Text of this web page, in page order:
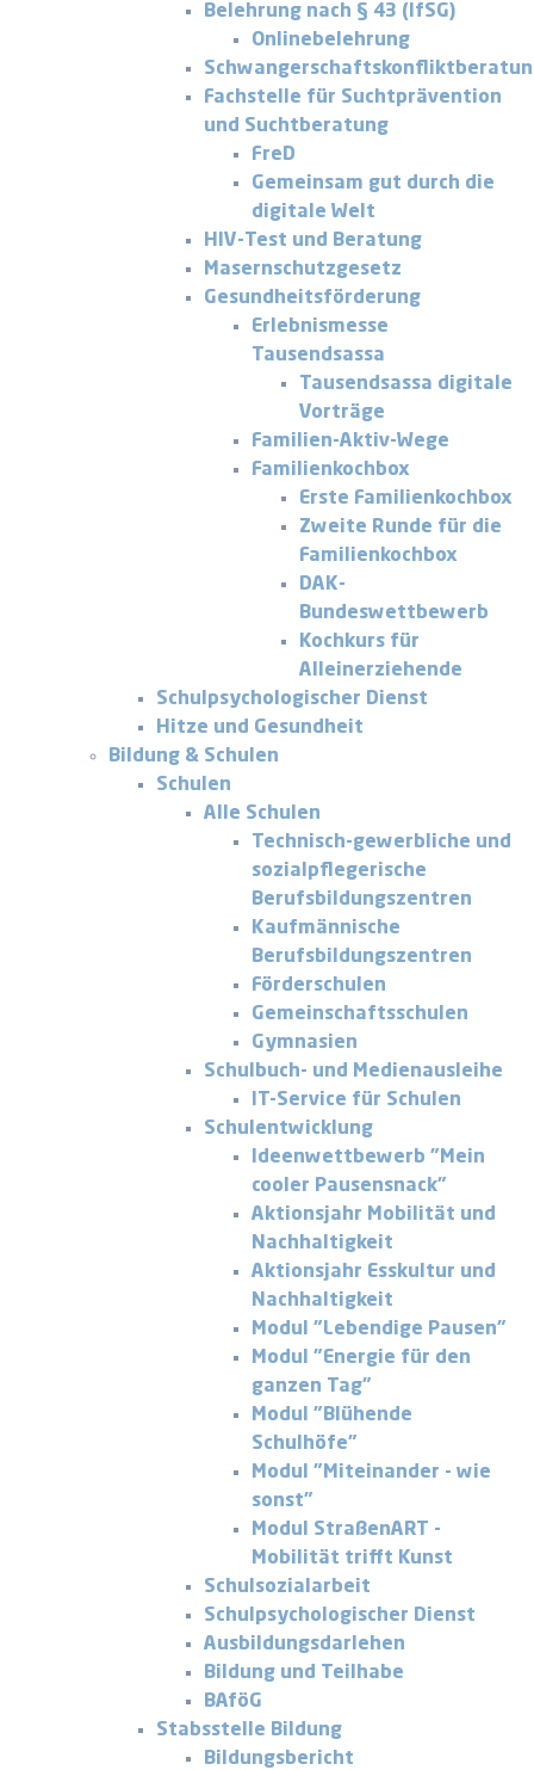
Belehrung nach § 43 (IfSG)
Onlinebelehrung
Fachstelle für Suchtprävention
und Suchtberatung
FreD
Gemeinsam gut durch die
digitale Welt
HIV-Test und Beratung
Masernschutzgesetz
Gesundheitsförderung
Erlebnismesse
Tausendsassa
Tausendsassa digitale
Vorträge
Familien-Aktiv-Wege
Familienkochbox
Erste Familienkochbox
Zweite Runde für die
Familienkochbox
DAK-
Bundeswettbewerb
Kochkurs für
Alleinerziehende
Schulpsychologischer Dienst
Hitze und Gesundheit
Bildung & Schulen
Schulen
Alle Schulen
Technisch-gewerbliche und
sozialpflegerische
Berufsbildungszentren
Kaufmännische
Berufsbildungszentren
Förderschulen
Gemeinschaftsschulen
Gymnasien
Schulbuch- und Medienausleihe
IT-Service für Schulen
Schulentwicklung
Ideenwettbewerb "Mein
cooler Pausensnack"
Aktionsjahr Mobilität und
Nachhaltigkeit
Aktionsjahr Esskultur und
Nachhaltigkeit
Modul "Lebendige Pausen"
Modul "Energie für den
ganzen Tag"
Modul "Blühende
Schulhöfe"
Modul "Miteinander - wie
sonst"
Modul StraßenART -
Mobilität trifft Kunst
Schulsozialarbeit
Schulpsychologischer Dienst
Ausbildungsdarlehen
Bildung und Teilhabe
BAföG
Stabsstelle Bildung
Bildungsbericht